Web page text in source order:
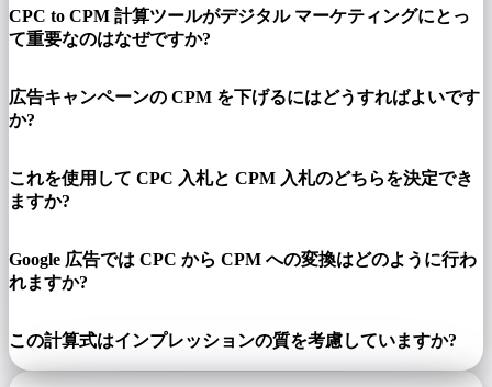
CPC to CPM 計算ツールがデジタル マーケティングにとっ
て重要なのはなぜですか?
広告キャンペーンの CPM を下げるにはどうすればよいです
か?
これを使用して CPC 入札と CPM 入札のどちらを決定でき
ますか?
Google 広告では CPC から CPM への変換はどのように行わ
れますか?
この計算式はインプレッションの質を考慮していますか?